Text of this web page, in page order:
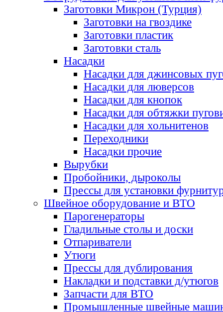
Заготовки Микрон (Турция)
Заготовки на гвоздике
Заготовки пластик
Заготовки сталь
Насадки
Насадки для джинсовых
Насадки для люверсов
Насадки для кнопок
Насадки для обтяжки
Насадки для хольнитенов
Переходники
Насадки прочие
Вырубки
Пробойники, дыроколы
Прессы для установки
Швейное оборудование и ВТО
Парогенераторы
Гладильные столы и доски
Отпариватели
Утюги
Прессы для дублирования
Накладки и подставки д/утюгов
Запчасти для ВТО
Промышленные швейные